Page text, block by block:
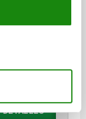
CARRERA=3,2
DETALLES